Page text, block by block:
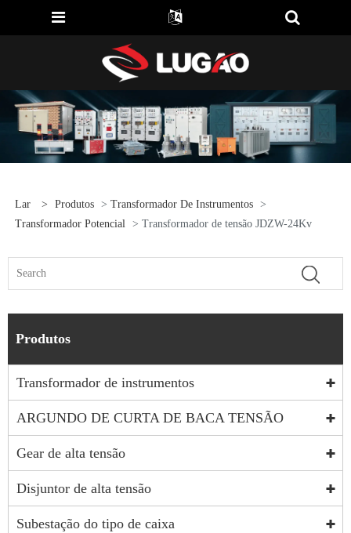
Lar > Produtos > Transformador De Instrumentos
>
Transformador Potencial
> Transformador de tensão JDZW-24Kv
Produtos
Transformador de instrumentos
ARGUNDO DE CURTA DE BACA TENSÃO
Gear de alta tensão
Disjuntor de alta tensão
Subestação do tipo de caixa